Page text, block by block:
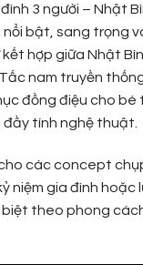
3 người – Nhật
nổi bật, sang trọng
kết hợp giữa Nhật
nam truyền
đồng điệu cho
đầy tính nghệ thuật.
các concept
niệm gia đình hoặc
theo phong